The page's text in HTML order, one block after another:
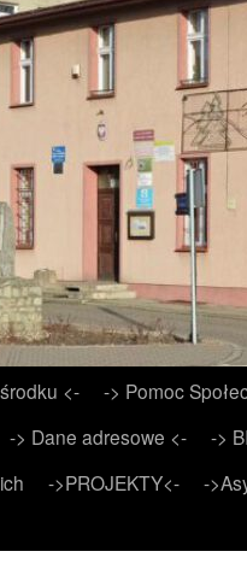
<-
-> Pomoc
-> Dane adresowe <-
->
->PROJEKTY<-
-